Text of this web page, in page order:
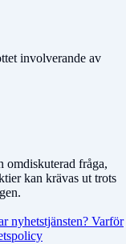
involverande av
omdiskuterad fråga,
kan krävas ut trots
nyhetstjänsten? Varför